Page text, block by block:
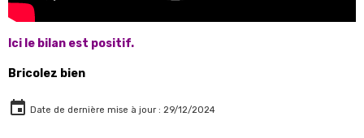
Ici le bilan est positif.
Bricolez bien
Date de dernière mise à jour : 29/12/2024